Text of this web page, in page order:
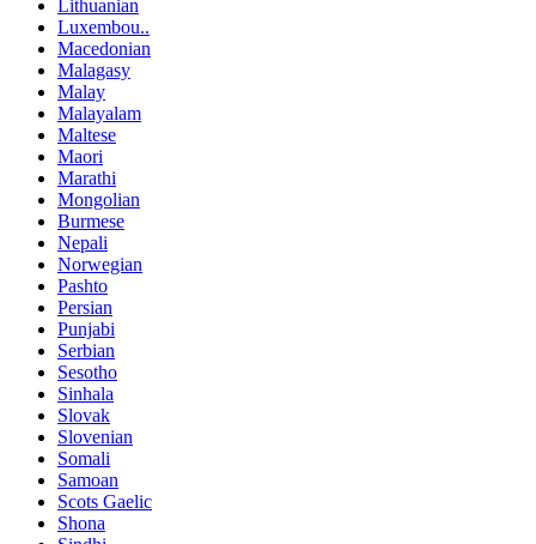
Lithuanian
Luxembou..
Macedonian
Malagasy
Malay
Malayalam
Maltese
Maori
Marathi
Mongolian
Burmese
Nepali
Norwegian
Pashto
Persian
Punjabi
Serbian
Sesotho
Sinhala
Slovak
Slovenian
Somali
Samoan
Scots Gaelic
Shona